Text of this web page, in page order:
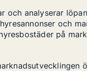
och analyserar
och
på